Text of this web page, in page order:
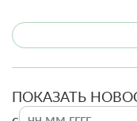
ПОКАЗАТЬ